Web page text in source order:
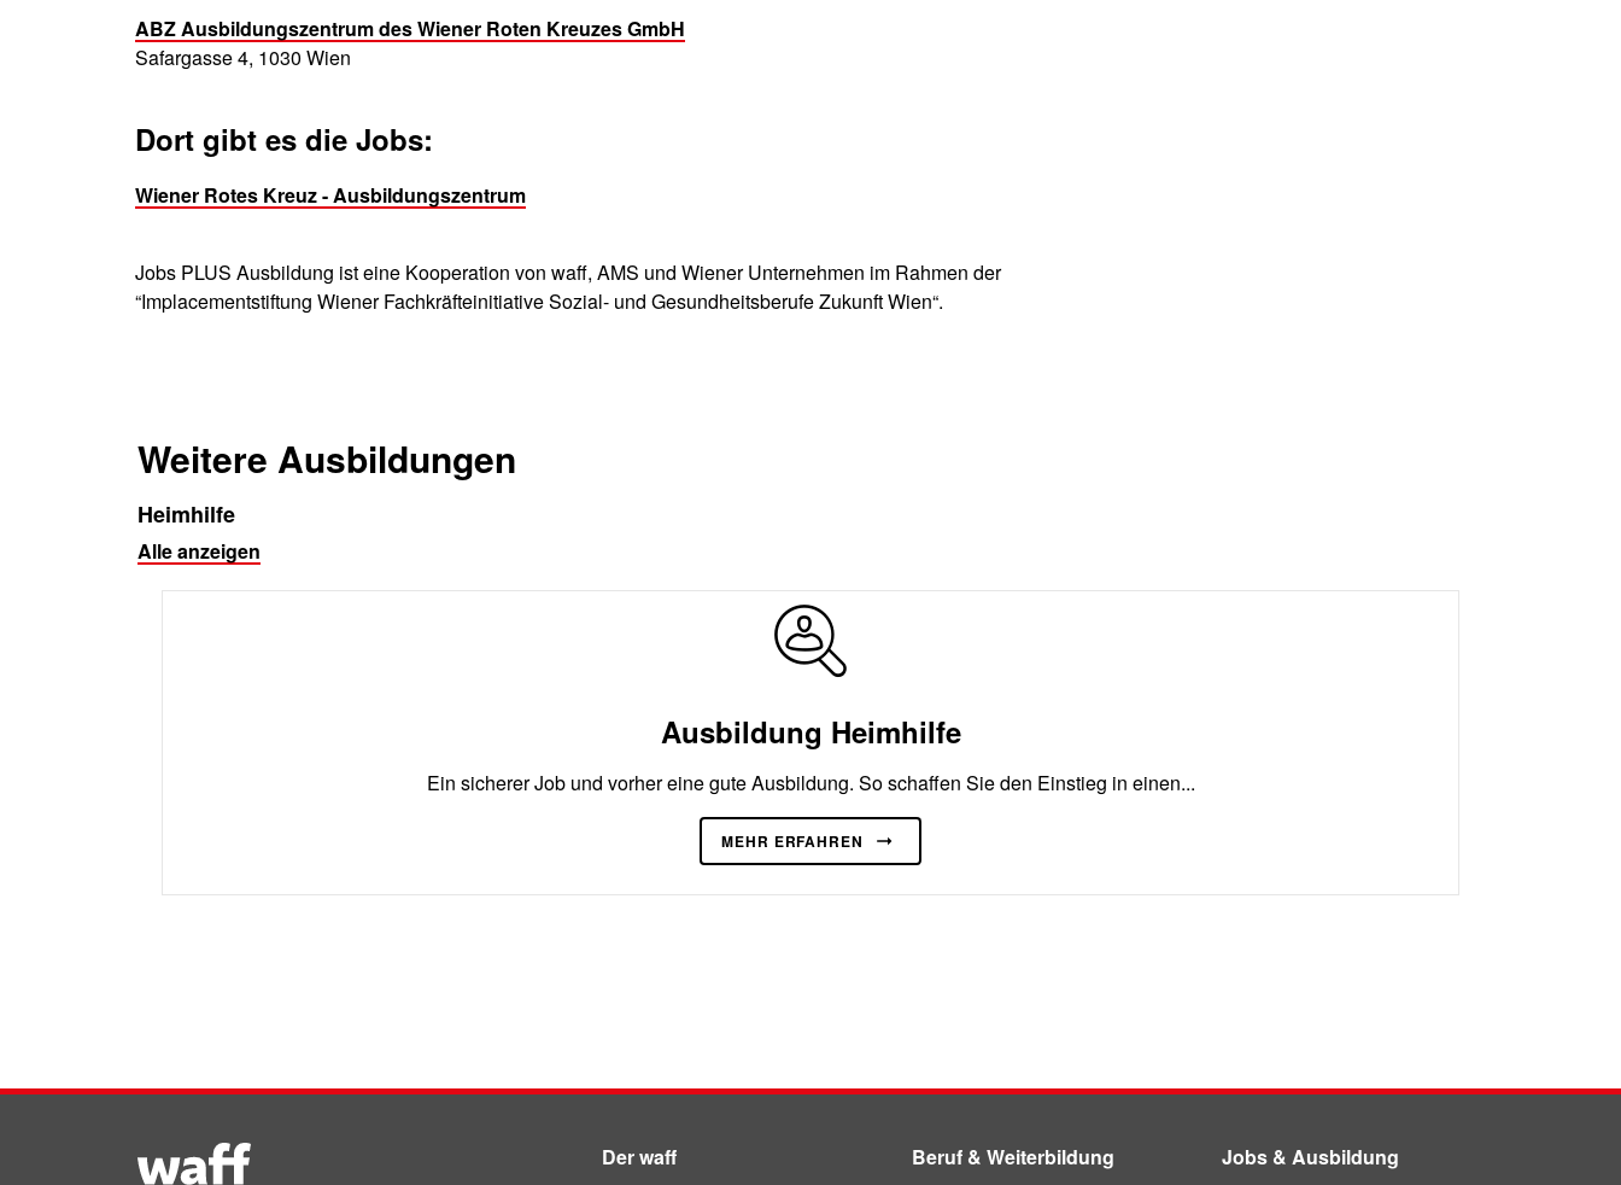
ABZ Ausbildungszentrum des Wiener Roten Kreuzes GmbH
Safargasse 4, 1030 Wien
Dort gibt es die Jobs:
Wiener Rotes Kreuz - Ausbildungszentrum
Jobs PLUS Ausbildung ist eine Kooperation von waff, AMS und Wiener Unternehmen im Rahmen der
“Implacementstiftung Wiener Fachkräfteinitiative Sozial- und Gesundheitsberufe Zukunft Wien“.
Weitere Ausbildungen
Heimhilfe
Alle anzeigen
Ausbildung Heimhilfe
Ein sicherer Job und vorher eine gute Ausbildung. So schaffen Sie den Einstieg in einen...
MEHR ERFAHREN
Der waff
Beruf & Weiterbildung
Jobs & Ausbildung